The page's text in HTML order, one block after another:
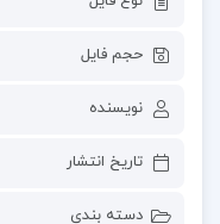
حجم فایل
نویسنده
تاریخ انتشار
دسته بندی